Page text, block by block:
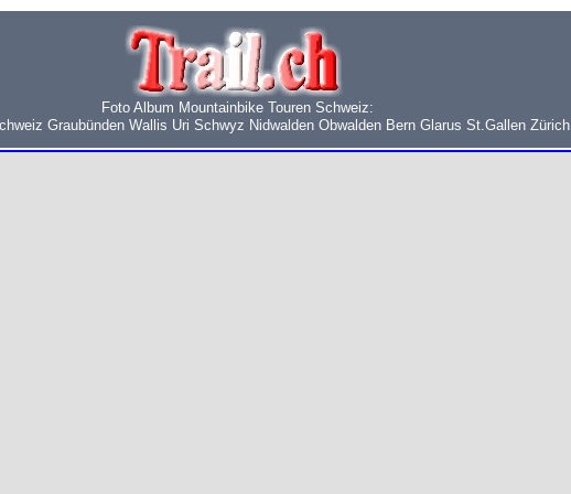
Foto Album Mountainbike Touren Schweiz:
Graubünden Wallis Uri Schwyz Nidwalden Obwalden Bern Glarus St.Gallen Zürich